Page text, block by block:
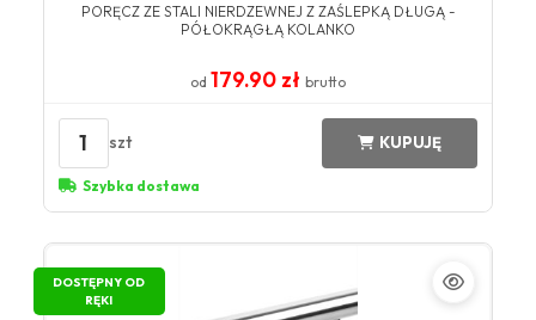
PORĘCZ ZE STALI NIERDZEWNEJ Z ZAŚLEPKĄ DŁUGĄ -
PÓŁOKRĄGŁĄ KOLANKO
od 179.90 zł brutto
1 szt KUPUJĘ
Szybka dostawa
DOSTĘPNY OD
RĘKI